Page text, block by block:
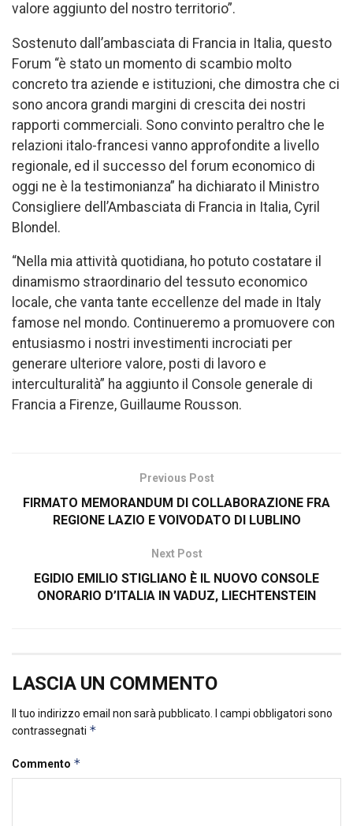
valore aggiunto del nostro territorio”.
Sostenuto dall’ambasciata di Francia in Italia, questo
Forum “è stato un momento di scambio molto
concreto tra aziende e istituzioni, che dimostra che ci
sono ancora grandi margini di crescita dei nostri
rapporti commerciali. Sono convinto peraltro che le
relazioni italo-francesi vanno approfondite a livello
regionale, ed il successo del forum economico di
oggi ne è la testimonianza” ha dichiarato il Ministro
Consigliere dell’Ambasciata di Francia in Italia, Cyril
Blondel.
“Nella mia attività quotidiana, ho potuto costatare il
dinamismo straordinario del tessuto economico
locale, che vanta tante eccellenze del made in Italy
famose nel mondo. Continueremo a promuovere con
entusiasmo i nostri investimenti incrociati per
generare ulteriore valore, posti di lavoro e
interculturalità” ha aggiunto il Console generale di
Francia a Firenze, Guillaume Rousson.
Previous Post
FIRMATO MEMORANDUM DI COLLABORAZIONE FRA
REGIONE LAZIO E VOIVODATO DI LUBLINO
Next Post
EGIDIO EMILIO STIGLIANO È IL NUOVO CONSOLE
ONORARIO D’ITALIA IN VADUZ, LIECHTENSTEIN
LASCIA UN COMMENTO
Il tuo indirizzo email non sarà pubblicato.
I campi obbligatori sono
contrassegnati *
Commento *